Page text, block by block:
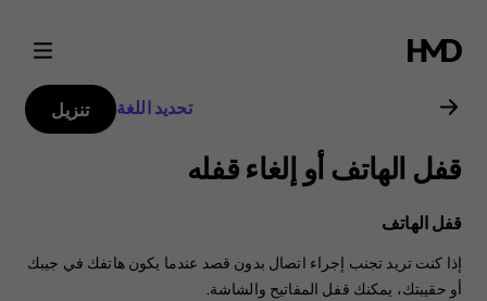
دليل
مستخدم
هاتف
Nokia
6.2
تحديد اللغة تنزيل
قفل الهاتف أو إلغاء قفله
قفل الهاتف
إذا كنت تريد تجنب إجراء اتصال بدون قصد عندما يكون هاتفك في جيبك
أو حقيبتك، يمكنك قفل المفاتيح والشاشة.